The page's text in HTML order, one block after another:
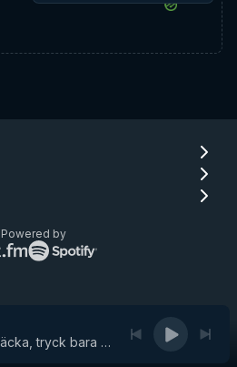
Powered by
Lastfm
logo
Så mycket att upptäcka, tryck bara på play